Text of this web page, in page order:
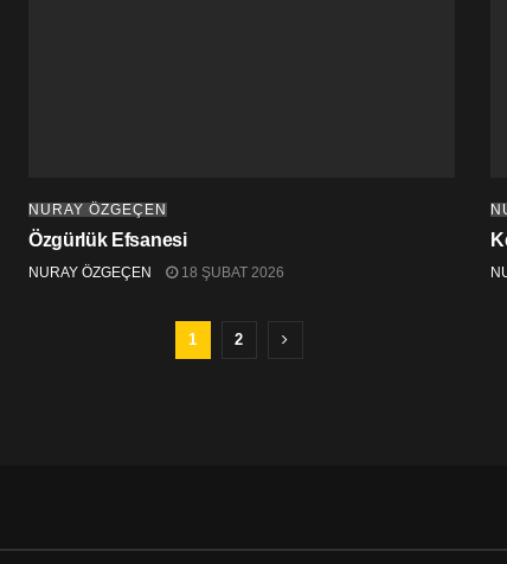
NURAY ÖZGEÇEN
Özgürlük Efsanesi
NURAY ÖZGEÇEN 18 ŞUBAT 2026
1 2